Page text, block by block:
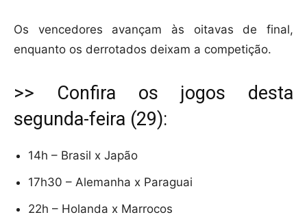
Os vencedores avançam às oitavas de final,
enquanto os derrotados deixam a competição.
>> Confira os jogos desta
segunda-feira (29):
14h – Brasil x Japão
17h30 – Alemanha x Paraguai
22h – Holanda x Marrocos